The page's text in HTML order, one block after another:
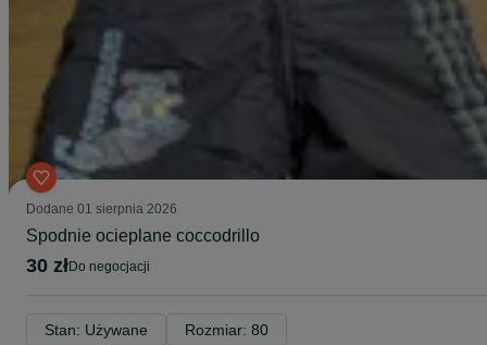
Dodane 01 sierpnia 2026
Spodnie ocieplane coccodrillo
30 zł do negocjacji
Stan: Używane Rozmiar: 80